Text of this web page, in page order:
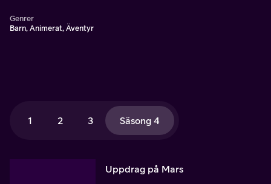
Genrer
Barn, Animerat, Äventyr
1 2 3 Säsong 4
Uppdrag på Mars